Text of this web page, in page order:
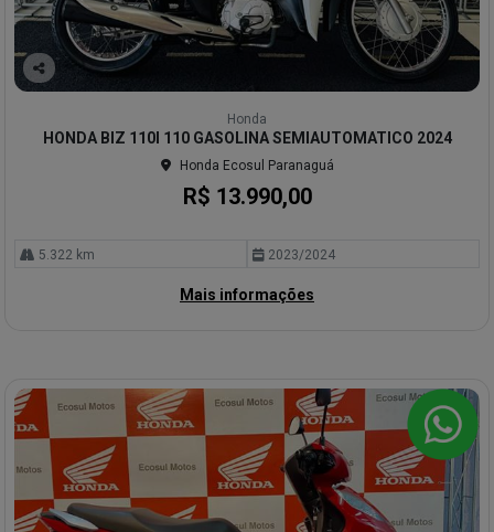
Co
arti
lhe
Honda
HONDA BIZ 110I 110 GASOLINA SEMIAUTOMATICO 2024
Honda Ecosul Paranaguá
R$ 13.990,00
5.322 km 2023/2024
Mais informações